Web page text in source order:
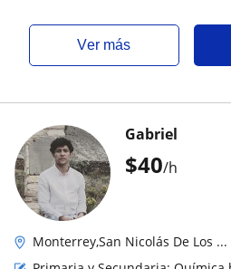
ver más
$40/h
Gabriel
Monterrey,San Nicolás De Los ...